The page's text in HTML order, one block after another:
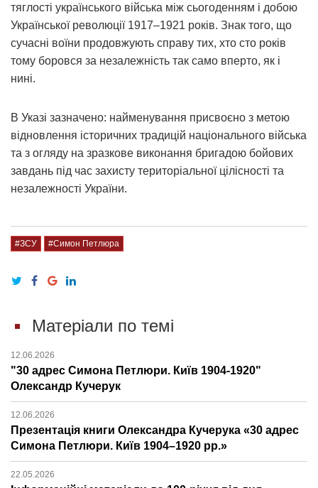
тяглості українського війська між сьогоденням і добою
Української революції 1917–1921 років. Знак того, що
сучасні воїни продовжують справу тих, хто сто років
тому боровся за незалежність так само вперто, як і
нині.
В Указі зазначено: найменування присвоєно з метою
відновлення історичних традицій національного війська
та з огляду на зразкове виконання бригадою бойових
завдань під час захисту територіальної цілісності та
незалежності України.
#ЗСУ #Симон Петлюра
Матеріали по темі
12.06.2026
"30 адрес Симона Петлюри. Київ 1904-1920"
Олександр Кучерук
12.06.2026
Презентація книги Олександра Кучерука «30 адрес
Симона Петлюри. Київ 1904–1920 рр.»
22.05.2026